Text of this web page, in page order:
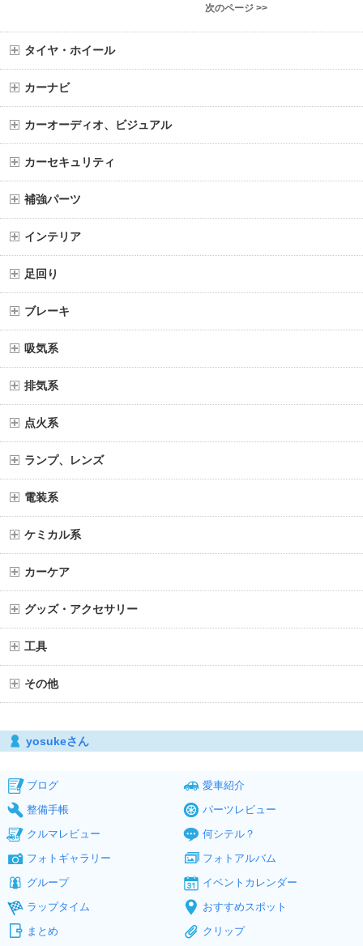
次のページ >>
タイヤ・ホイール
カーナビ
カーオーディオ、ビジュアル
カーセキュリティ
補強パーツ
インテリア
足回り
ブレーキ
吸気系
排気系
点火系
ランプ、レンズ
電装系
ケミカル系
カーケア
グッズ・アクセサリー
工具
その他
yosukeさん
ブログ
愛車紹介
整備手帳
パーツレビュー
クルマレビュー
何シテル？
フォトギャラリー
フォトアルバム
グループ
イベントカレンダー
ラップタイム
おすすめスポット
まとめ
クリップ